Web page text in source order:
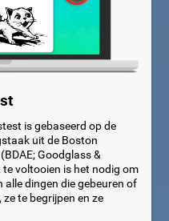
is gebaseerd op de
uit de Boston
Goodglass &
voltooien is het nodig om
dingen die gebeuren of
te begrijpen en ze